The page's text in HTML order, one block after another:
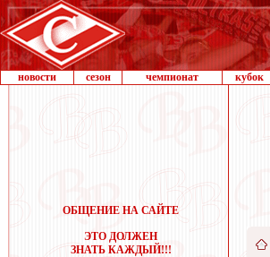
новости сезон чемпионат кубок
ОБЩЕНИЕ НА САЙТЕ
ЭТО ДОЛЖЕН
ЗНАТЬ КАЖДЫЙ!!!